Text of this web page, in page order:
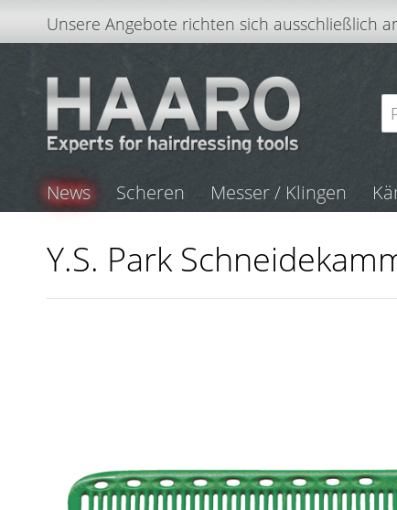
Unsere Angebote richten sich ausschließlich
News Scheren Messer / Klingen
Y.S. Park